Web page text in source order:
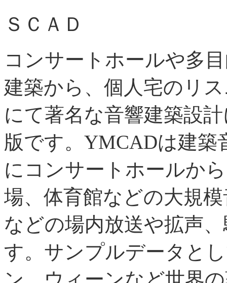
ＳＣＡＤ
コンサートホールや多
建築から、個人宅のリ
にて著名な音響建築設
版です。YMCADは建築
にコンサートホールか
場、体育館などの大規
などの場内放送や拡声
す。サンプルデータと